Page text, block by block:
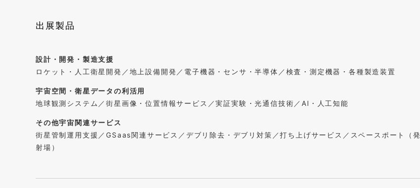
出展製品
設計・開発・製造支援
ロケット・人工衛星開発／地上設備開発／電子機器・センサ・半導体／検査・測定機器・各種製造装置
宇宙空間・衛星データの利活用
地球観測システム／街星画像・位置情報サービス／実証実験・光通信技術／Al・人工知能
その他宇宙関連サービス
街星管制運用支援／GSaas関連サービス／デブリ除去・デブリ対策／打ち上げサービス／スペースポート（発
射場）